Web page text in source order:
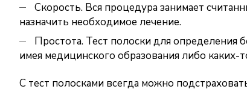
Скорость. Вся процедура занимает
назначить необходимое лечение.
Простота. Тест полоски для
имея медицинского образования либо каких-
С тест полосками всегда можно